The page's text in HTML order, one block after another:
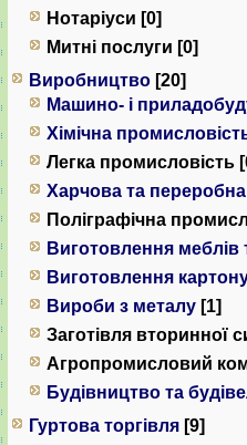
Нотаріуси [0]
Митні послуги [0]
Виробництво [20]
Машино- і
Хімічна
Легка промисловість
Харчова та
Поліграфічна
Виготовлення меблів
Виготовлення
Вироби з металу [1]
Заготівля вторинної
Агропромисловий
Будівництво та
Гуртова торгівля [9]